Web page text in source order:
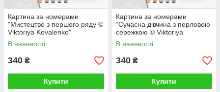
Картина за номерами
"Мистецтво з першого ряду ©
Viktoriya Kovalenko"
PBS52763 40×50 см
В наявності
340 ₴
Купити
Картина за номерами
"Сучасна дівчина з перловою
сережкою © Viktoriya
Kovalenko" PBS52762 40×50
см
В наявності
340 ₴
Купити